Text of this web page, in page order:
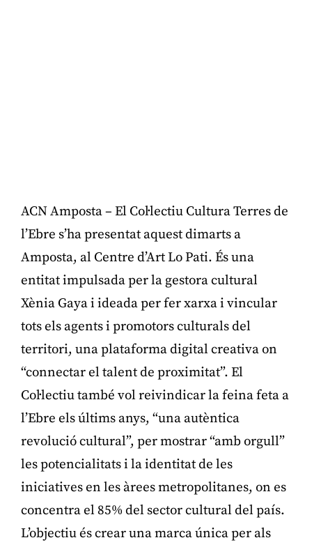
ACN Amposta – El Col·lectiu Cultura Terres de
l’Ebre s’ha presentat aquest dimarts a
Amposta, al Centre d’Art Lo Pati. És una
entitat impulsada per la gestora cultural
Xènia Gaya i ideada per fer xarxa i vincular
tots els agents i promotors culturals del
territori, una plataforma digital creativa on
“connectar el talent de proximitat”. El
Col·lectiu també vol reivindicar la feina feta a
l’Ebre els últims anys, “una autèntica
revolució cultural”, per mostrar “amb orgull”
les potencialitats i la identitat de les
iniciatives en les àrees metropolitanes, on es
concentra el 85% del sector cultural del país.
L’objectiu és crear una marca única per als